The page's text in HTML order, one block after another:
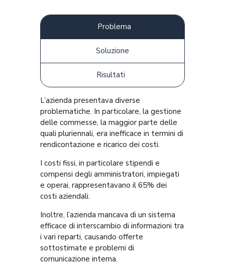
Problema
Soluzione
Risultati
L’azienda presentava diverse
problematiche. In particolare, la gestione
delle commesse, la maggior parte delle
quali pluriennali, era inefficace in termini di
rendicontazione e ricarico dei costi.
I costi fissi, in particolare stipendi e
compensi degli amministratori, impiegati
e operai, rappresentavano il 65% dei
costi aziendali.
Inoltre, l’azienda mancava di un sistema
efficace di interscambio di informazioni tra
i vari reparti, causando offerte
sottostimate e problemi di
comunicazione interna.